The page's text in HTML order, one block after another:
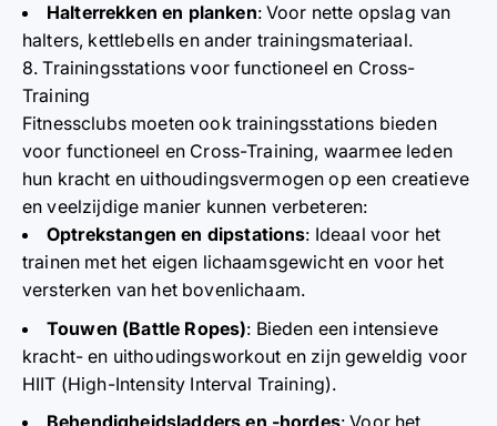
Halterrekken en planken: Voor nette opslag van
halters, kettlebells en ander trainingsmateriaal.
8. Trainingsstations voor functioneel en Cross-
Training
Fitnessclubs moeten ook trainingsstations bieden
voor functioneel en Cross-Training, waarmee leden
hun kracht en uithoudingsvermogen op een creatieve
en veelzijdige manier kunnen verbeteren:
Optrekstangen en dipstations: Ideaal voor het
trainen met het eigen lichaamsgewicht en voor het
versterken van het bovenlichaam.
Touwen (Battle Ropes): Bieden een intensieve
kracht- en uithoudingsworkout en zijn geweldig voor
HIIT (High-Intensity Interval Training).